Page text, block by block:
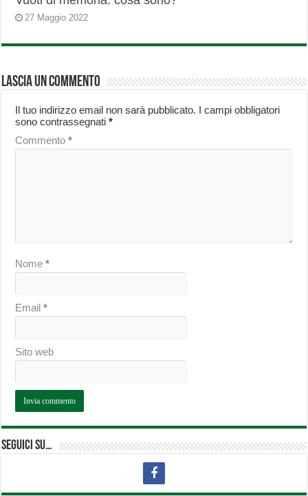
27 Maggio 2022
Lascia un commento
Il tuo indirizzo email non sarà pubblicato. I campi obbligatori
sono contrassegnati*
Commento*
Nome*
Email*
Sito web
Seguici su…